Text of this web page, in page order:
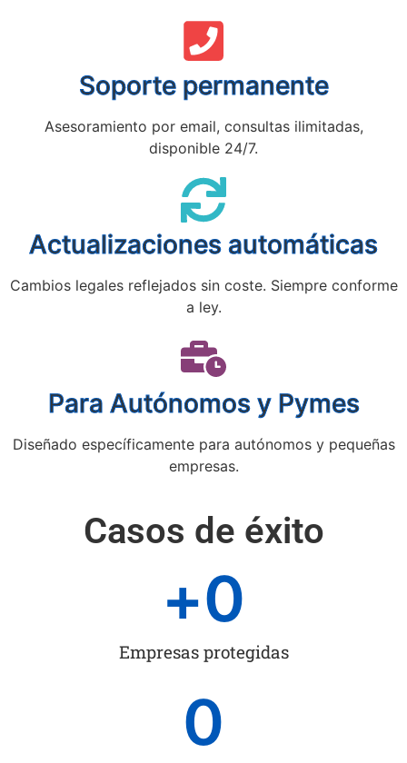
Soporte permanente
Asesoramiento por email, consultas ilimitadas,
disponible 24/7.
Actualizaciones automáticas
Cambios legales reflejados sin coste. Siempre conforme
a ley.
Para Autónomos y Pymes
Diseñado específicamente para autónomos y pequeñas
empresas.
Casos de éxito
Empresas protegidas
+0
0